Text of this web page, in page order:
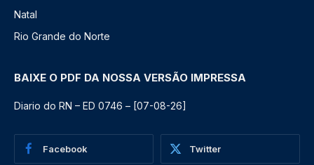
Natal
Rio Grande do Norte
BAIXE O PDF DA NOSSA VERSÃO IMPRESSA
Diario do RN – ED 0746 – [07-08-26]
Facebook Twitter